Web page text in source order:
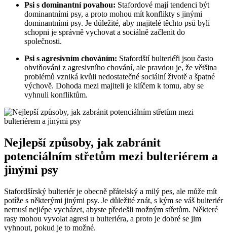
Psi s dominantní povahou: Stafordové mají tendenci být
dominantními psy, a proto mohou mít konflikty s jinými
dominantními psy. Je důležité, aby majitelé těchto psů byli
schopni je správně vychovat a sociálně začlenit do
společnosti.
Psi s agresivním chováním: Stafordští bulteriéři jsou často
obviňováni z agresivního chování, ale pravdou je, že většina
problémů vzniká kvůli nedostatečné sociální životě a špatné
výchově. Dohoda mezi majiteli je klíčem k tomu, aby se
vyhnuli konfliktům.
Nejlepší způsoby, jak zabránit
potenciálním střetům mezi bulteriérem a
jinými psy
Stafordšírský bulteriér je obecně přátelský a milý pes, ale může mít
potíže s některými jinými psy. Je důležité znát, s kým se váš bulteriér
nemusí nejlépe vycházet, abyste předešli možným střetům. Některé
rasy mohou vyvolat agresi u bulteriéra, a proto je dobré se jim
vyhnout, pokud je to možné.